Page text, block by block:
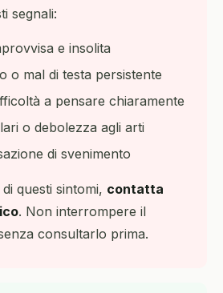
segnali:
e insolita
o mal di testa persistente
a pensare chiaramente
o debolezza agli arti
di svenimento
questi sintomi, contatta
. Non interrompere il
consultarlo prima.